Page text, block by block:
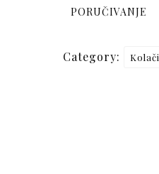
PORUČIVANJE
Category: Kolači